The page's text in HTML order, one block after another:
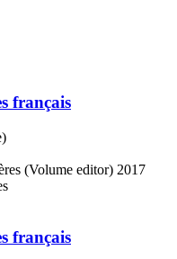
français
(Volume editor) 2017
français